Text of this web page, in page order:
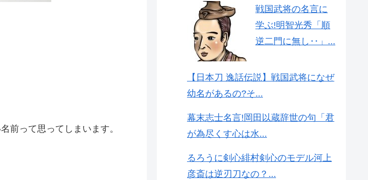
前って思ってしまいます。
戦国武将の名言に
学ぶ!明智光秀「順
逆二門に無し‥」...
【日本刀 逸話伝説】戦国武将になぜ
幼名があるの?そ...
幕末志士名言!岡田以蔵辞世の句「君
が為尽くす心は水...
るろうに剣心緋村剣心のモデル河上
彦斎は逆刃刀なの？...